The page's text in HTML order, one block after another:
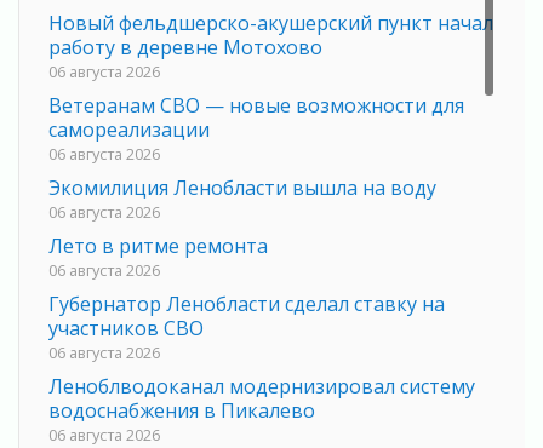
Новый фельдшерско-акушерский пункт начал
работу в деревне Мотохово
06 августа 2026
Ветеранам СВО — новые возможности для
самореализации
06 августа 2026
Экомилиция Ленобласти вышла на воду
06 августа 2026
Лето в ритме ремонта
06 августа 2026
Губернатор Ленобласти сделал ставку на
участников СВО
06 августа 2026
Леноблводоканал модернизировал систему
водоснабжения в Пикалево
06 августа 2026